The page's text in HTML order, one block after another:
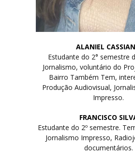
ALANIEL
Estudante do 2° semestre
Jornalismo, voluntário do
Bairro Também Tem,
Produção Audiovisual,
Impresso.
FRANCISCO
Estudante do 2º semestre.
Jornalismo Impresso,
documentários.